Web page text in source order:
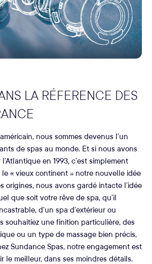
LA RÉFERENCE DES
nous sommes devenus l’un
de spas au monde. Et si nous avons
en 1993, c’est simplement
« vieux continent » notre nouvelle idée
origines, nous avons gardé intacte l’idée
que soit votre rêve de spa, qu’il
d’un spa d’extérieur ou
souhaitiez une finition particulière, des
ou un type de massage bien précis,
Sundance Spas, notre engagement est
le meilleur, dans ses moindres détails.